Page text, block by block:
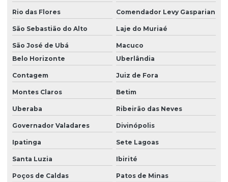
Manutenção preventiva em talhas elétricas
Modernização de ponte rolante
Montagem de barramento blindado
Montagem de caminho de rolamento
Montagem e desmontagem de ponte rolante
Montagem de ponte rolante
Motor elétrico para ponte rolante
Motor para ponte rolante
Motor redutor para ponte rolante
Rio das Flores Comendador Levy Gasparian
São Sebastião do Alto Laje do Muriaé
São José de Ubá
Macuco
Belo Horizonte
Uberlândia
Contagem Juiz de Fora
Montes Claros Betim
Uberaba Ribeirão das Neves
Governador Valadares Divinópolis
Ipatinga Sete Lagoas
Santa Luzia Ibirité
Poços de Caldas Patos de Minas